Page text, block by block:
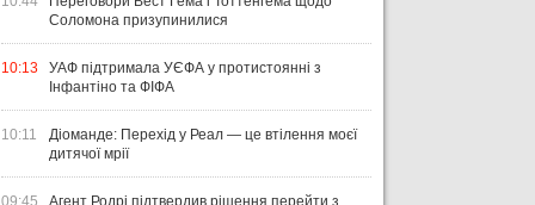
Соломона призупинилися
10:13
УАФ підтримала УЄФА у протистоянні з
Інфантіно та ФІФА
10:11
Діоманде: Перехід у Реал — це втілення моєї
дитячої мрії
09:45
Агент Родрі підтвердив рішення перейти з